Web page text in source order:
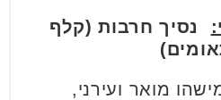
נסיך חרבות (קלף
מואר ועירני,